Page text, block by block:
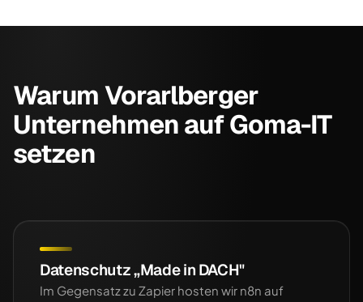
Warum Vorarlberger
Unternehmen auf Goma-IT
setzen
Datenschutz „Made in DACH"
Im Gegensatz zu Zapier hosten wir n8n auf